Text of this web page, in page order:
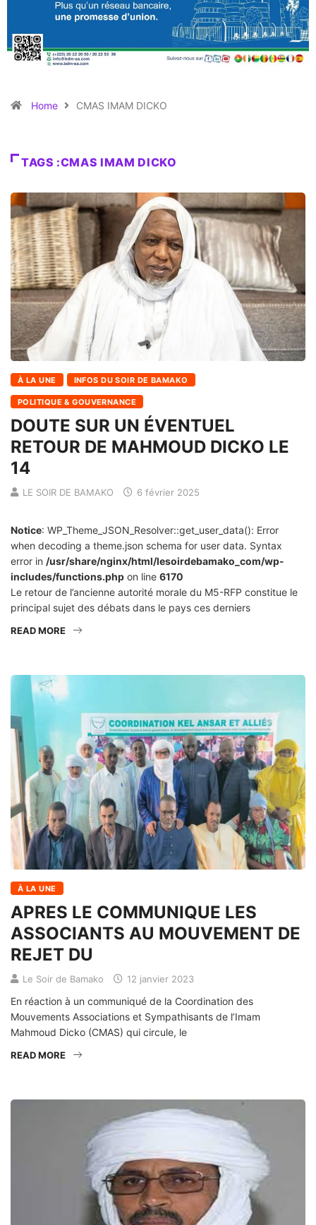
Home CMAS IMAM DICKO
TAGS :CMAS IMAM DICKO
À LA UNE INFOS DU SOIR DE BAMAKO
POLITIQUE & GOUVERNANCE
DOUTE SUR UN ÉVENTUEL
RETOUR DE MAHMOUD DICKO LE
14
LE SOIR DE BAMAKO 6 février 2025
Notice: WP_Theme_JSON_Resolver::get_user_data(): Error
when decoding a theme.json schema for user data. Syntax
error in /usr/share/nginx/html/lesoirdebamako_com/wp-
includes/functions.php on line 6170
Le retour de l’ancienne autorité morale du M5-RFP constitue le
principal sujet des débats dans le pays ces derniers
READ MORE
À LA UNE
APRES LE COMMUNIQUE LES
ASSOCIANTS AU MOUVEMENT DE
REJET DU
Le Soir de Bamako 12 janvier 2023
En réaction à un communiqué de la Coordination des
Mouvements Associations et Sympathisants de l’Imam
Mahmoud Dicko (CMAS) qui circule, le
READ MORE